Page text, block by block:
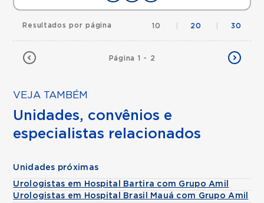
Página 1 - 2
Resultados por página 10 20 30
VEJA TAMBÉM
Unidades, convênios e
especialistas relacionados
Unidades próximas
Urologistas em Hospital Bartira com Grupo Amil
Urologistas em Hospital Brasil Mauá com Grupo Amil